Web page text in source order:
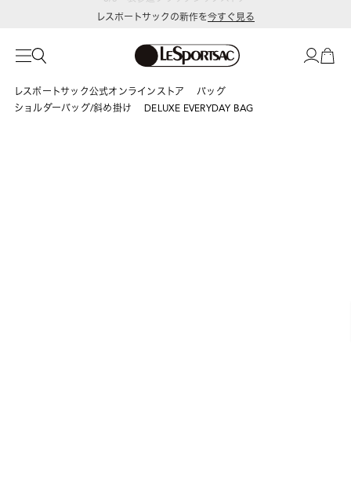
レスポートサックの新作を今すぐ見る
レスポートサック公式オンラインストア
バッグ
ショルダーバッグ/斜め掛け
DELUXE EVERYDAY BAG